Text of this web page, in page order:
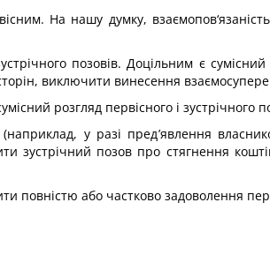
На нашу думку,
позовів. Доцільним є
виключити винесення
розгляд первісного і зустрічного
у разі пред’явлення
зустрічний позов про стягнення
повністю або частково задоволення